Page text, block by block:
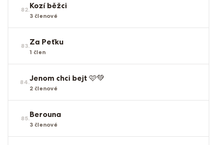
82.Kozí běžci
3 členové
83.Za Peťku
1 člen
84.Jenom chci bejt 🩷💚
2 členové
85.Berouna
3 členové